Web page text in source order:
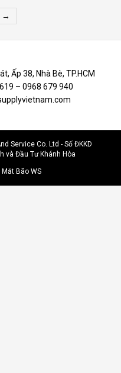
→
Ấp 38, Nhà Bè, TP.HCM
– 0968 679 940
Service Co. Ltd - Số ĐKKD
và Đầu Tư Khánh Hòa
Bão WS